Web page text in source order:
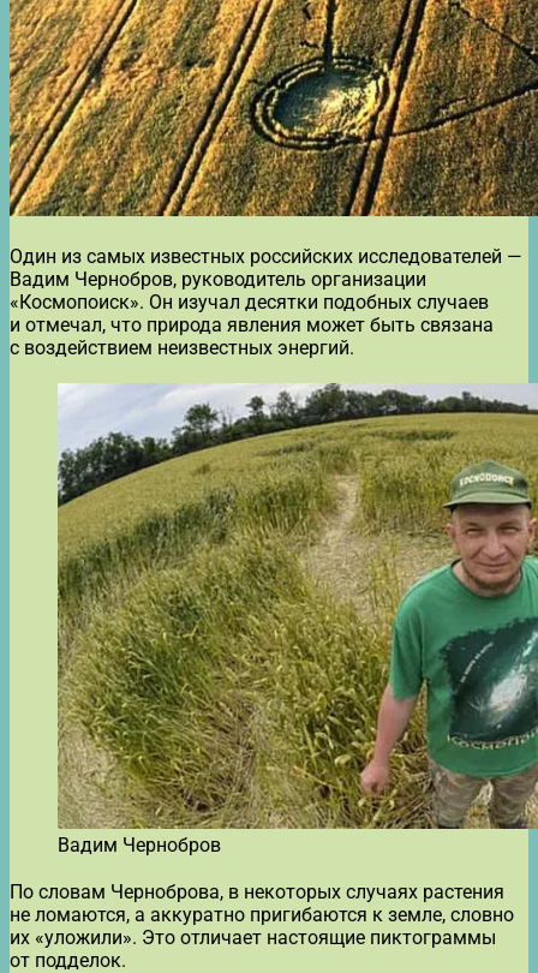
Один из самых известных российских исследователей —
Вадим Чернобров, руководитель организации
«Космопоиск». Он изучал десятки подобных случаев
и отмечал, что природа явления может быть связана
с воздействием неизвестных энергий.
Вадим Чернобров
По словам Черноброва, в некоторых случаях растения
не ломаются, а аккуратно пригибаются к земле, словно
их «уложили». Это отличает настоящие пиктограммы
от подделок.